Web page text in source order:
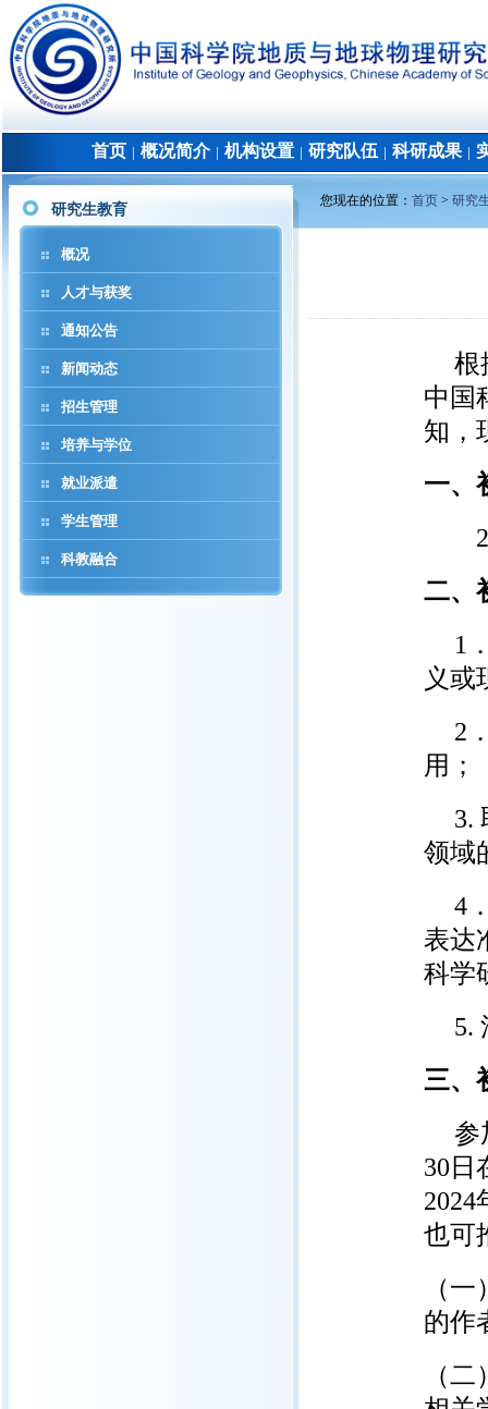
首页 概况简介│ 机构设置 研究队伍 科研成果│
研究生教育
概况
人才与获奖
通知公告
新闻动态
招生管理
培养与学位
就业派遣
学生管理
科教融合
您现在的位置： 首页 > 研究
中国
知，
一、
二、
1
义或
2
用；
3.
领域
4
表达
科学
5.
三、
参
30日
也可
（
的作
（